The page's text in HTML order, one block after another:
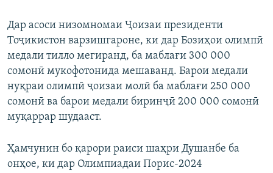
Дар асоси низомномаи Ҷоизаи президенти
Тоҷикистон варзишгароне, ки дар Бозиҳои олимпӣ
медали тилло мегиранд, ба маблағи 300 000
сомонӣ мукофотонида мешаванд. Барои медали
нуқраи олимпӣ ҷоизаи молӣ ба маблағи 250 000
сомонӣ ва барои медали биринҷӣ 200 000 сомонӣ
муқаррар шудааст.
Ҳамчунин бо қарори раиси шаҳри Душанбе ба
онҳое, ки дар Олимпиадаи Порис-2024